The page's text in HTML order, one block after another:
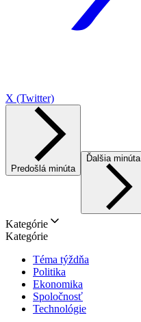
X (Twitter)
Predošlá minúta
Ďalšia minúta
Kategórie
Kategórie
Téma týždňa
Politika
Ekonomika
Spoločnosť
Technológie